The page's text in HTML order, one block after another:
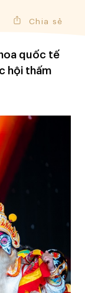
Chia sẻ
quốc tế
hội thấm